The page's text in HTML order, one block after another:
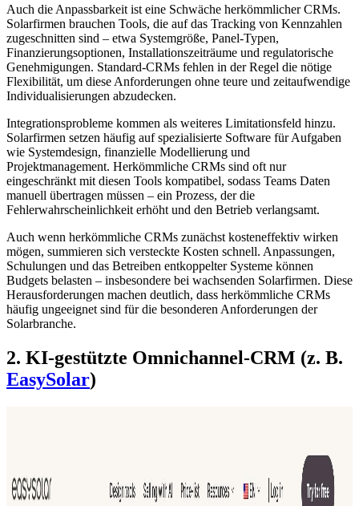
Auch die Anpassbarkeit ist eine Schwäche herkömmlicher CRMs.
Solarfirmen brauchen Tools, die auf das Tracking von Kennzahlen
zugeschnitten sind – etwa Systemgröße, Panel-Typen,
Finanzierungsoptionen, Installationszeiträume und regulatorische
Genehmigungen. Standard-CRMs fehlen in der Regel die nötige
Flexibilität, um diese Anforderungen ohne teure und zeitaufwendige
Individualisierungen abzudecken.
Integrationsprobleme kommen als weiteres Limitationsfeld hinzu.
Solarfirmen setzen häufig auf spezialisierte Software für Aufgaben
wie Systemdesign, finanzielle Modellierung und
Projektmanagement. Herkömmliche CRMs sind oft nur
eingeschränkt mit diesen Tools kompatibel, sodass Teams Daten
manuell übertragen müssen – ein Prozess, der die
Fehlerwahrscheinlichkeit erhöht und den Betrieb verlangsamt.
Auch wenn herkömmliche CRMs zunächst kosteneffektiv wirken
mögen, summieren sich versteckte Kosten schnell. Anpassungen,
Schulungen und das Betreiben entkoppelter Systeme können
Budgets belasten – insbesondere bei wachsenden Solarfirmen. Diese
Herausforderungen machen deutlich, dass herkömmliche CRMs
häufig ungeeignet sind für die besonderen Anforderungen der
Solarbranche.
2. KI-gestützte Omnichannel-CRM (z. B.
EasySolar)